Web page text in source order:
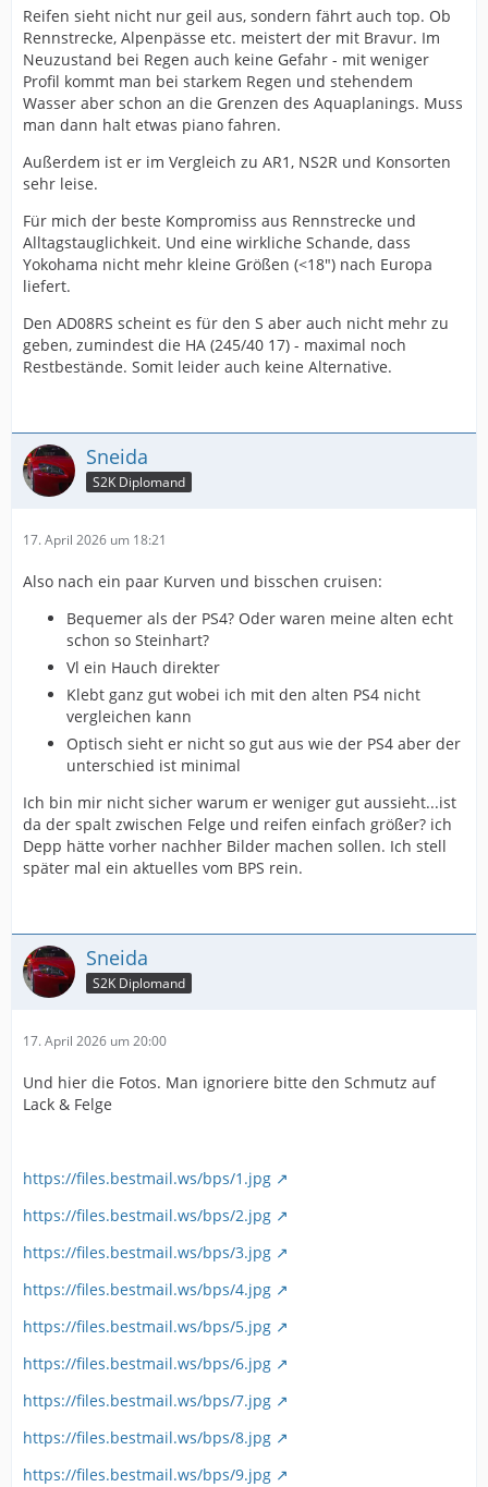
Reifen sieht nicht nur geil aus, sondern fährt auch top. Ob
Rennstrecke, Alpenpässe etc. meistert der mit Bravur. Im
Neuzustand bei Regen auch keine Gefahr - mit weniger
Profil kommt man bei starkem Regen und stehendem
Wasser aber schon an die Grenzen des Aquaplanings. Muss
man dann halt etwas piano fahren.
Außerdem ist er im Vergleich zu AR1, NS2R und Konsorten
sehr leise.
Für mich der beste Kompromiss aus Rennstrecke und
Alltagstauglichkeit. Und eine wirkliche Schande, dass
Yokohama nicht mehr kleine Größen (<18") nach Europa
liefert.
Den AD08RS scheint es für den S aber auch nicht mehr zu
geben, zumindest die HA (245/40 17) - maximal noch
Restbestände. Somit leider auch keine Alternative.
Sneida
S2K Diplomand
17. April 2026 um 18:21
Also nach ein paar Kurven und bisschen cruisen:
Bequemer als der PS4? Oder waren meine alten echt
schon so Steinhart?
Vl ein Hauch direkter
Klebt ganz gut wobei ich mit den alten PS4 nicht
vergleichen kann
Optisch sieht er nicht so gut aus wie der PS4 aber der
unterschied ist minimal
Ich bin mir nicht sicher warum er weniger gut aussieht...ist
da der spalt zwischen Felge und reifen einfach größer? ich
Depp hätte vorher nachher Bilder machen sollen. Ich stell
später mal ein aktuelles vom BPS rein.
Sneida
S2K Diplomand
17. April 2026 um 20:00
Und hier die Fotos. Man ignoriere bitte den Schmutz auf
Lack & Felge
https://files.bestmail.ws/bps/1.jpg
https://files.bestmail.ws/bps/2.jpg
https://files.bestmail.ws/bps/3.jpg
https://files.bestmail.ws/bps/4.jpg
https://files.bestmail.ws/bps/5.jpg
https://files.bestmail.ws/bps/6.jpg
https://files.bestmail.ws/bps/7.jpg
https://files.bestmail.ws/bps/8.jpg
https://files.bestmail.ws/bps/9.jpg